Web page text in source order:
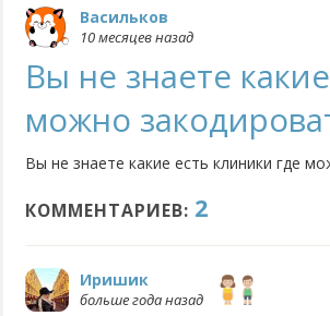
Васильков
10 месяцев назад
Вы не знаете
можно
Вы не знаете какие есть клиники где
КОММЕНТАРИЕВ: 2
Иришик
больше года назад